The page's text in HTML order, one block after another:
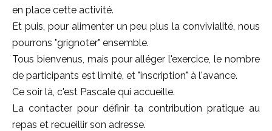
en place cette activité.
Et puis, pour alimenter un peu plus la convivialité, nous
pourrons "grignoter" ensemble.
Tous bienvenus, mais pour alléger l'exercice, le nombre
de participants est limité, et "inscription" à l'avance.
Ce soir là, c'est Pascale qui accueille.
La contacter pour définir ta contribution pratique au
repas et recueillir son adresse.